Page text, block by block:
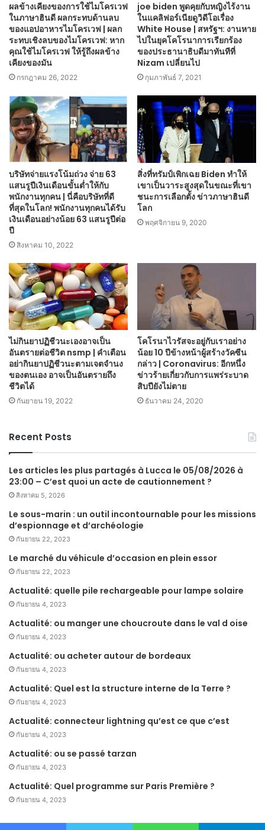
ผลข้างเคียงของการใช้ไมโครเวฟ
ในภาษาฮินดี ผลกระทบด้านลบ
ของแอปอาหารไมโครเวฟ | ผลก
ระทบเชิงลบของไมโครเวฟ: หาก
คุณใช้ไมโครเวฟ ให้รู้ถึงผลข้าง
เคียงของมัน
กรกฎาคม 26, 2022
joe biden พูดคุยกับหญิงไร้งาน
ในแคลิฟอร์เนียดูวิดีโอเรื่อง
White House | สหรัฐฯ: งานหาย
ไปในยุคโคโรนาการเรียกร้อง
ของประธานาธิบดีมาทันทีที่
Nizam เปลี่ยนไป
กุมภาพันธ์ 7, 2021
บริษัทจ่ายแรงโน้มถ่วง จ่าย 63
แสนรูปีเงินเดือนขั้นต่ำให้กับ
พนักงานทุกคน | นี่คือบริษัทที่ดี
ที่สุดในโลก! พนักงานทุกคนได้รับ
เงินเดือนอย่างน้อย 63 แสนรูปีต่อ
ปี
สิงหาคม 10, 2022
สิ่งที่ทรัมป์เพิกเฉย Biden ทำให้
เขาเป็นวาระสูงสุดในขณะที่เขา
ชนะการเลือกตั้ง ข่าวภาษาฮินดี
โลก
พฤศจิกายน 9, 2020
ไม่กินยาปฏิชีวนะเองอาจเป็น
อันตรายต่อชีวิต nsmp | คำเตือน
อย่ากินยาปฏิชีวนะตามเจตจำนง
ของตนเอง อาจเป็นอันตรายถึง
ชีวิตได้
กันยายน 19, 2022
โคโรนาไวรัสจะอยู่กับเราอย่าง
น้อย 10 ปีข้างหน้าผู้สร้างวัคซีน
กล่าว | Coronavirus: อีกหนึ่ง
ข่าวร้ายเกี่ยวกับการแพร่ระบาด
สิบปียังไม่ตาย
ธันวาคม 24, 2020
Recent Posts
Les articles les plus partagés à Lucca le 05/08/2026 à
23:00 – C’est quoi un acte de cautionnement ?
สิงหาคม 5, 2026
Le sous-marin : un outil incontournable pour les missions
d’espionnage et d’archéologie
กันยายน 22, 2023
Le marché du véhicule d’occasion en plein essor
กันยายน 22, 2023
Actualité: quelle pile rechargeable pour lampe solaire
กันยายน 4, 2023
Actualité: ou manger une choucroute dans le val d oise
กันยายน 4, 2023
Actualité: ou acheter autour de bordeaux
กันยายน 4, 2023
Actualité: Quel est la structure interne de la Terre ?
กันยายน 4, 2023
Actualité: connecteur lightning qu’est ce que c’est
กันยายน 4, 2023
Actualité: ou se passé tarzan
กันยายน 4, 2023
Actualité: Quel programme sur Paris Première ?
กันยายน 4, 2023